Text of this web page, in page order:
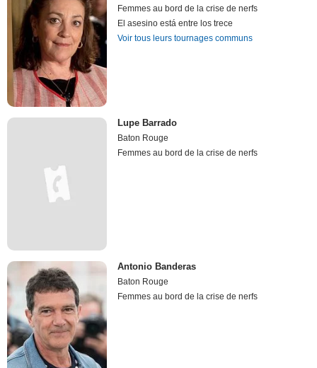
Femmes au bord de la crise de nerfs
El asesino está entre los trece
Voir tous leurs tournages communs
Lupe Barrado
Baton Rouge
Femmes au bord de la crise de nerfs
Antonio Banderas
Baton Rouge
Femmes au bord de la crise de nerfs